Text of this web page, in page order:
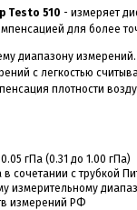
Лазерный
CONDTROL XP2
Лазерный
старшая модель
измерения угла
всего одного
горизонтальное и
Тesto 510 - измеряет
для более
диапазону
с легкостью
плотности
гПа (0.31 до 1.00 гПа)
сочетании с трубкой
измерительному
измерений РФ